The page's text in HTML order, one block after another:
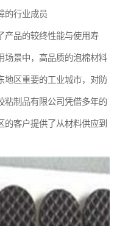
的行业成员
产品的较终性能与使用寿
场景中，高品质的泡棉材料
地区重要的工业城市，对防
粘制品有限公司凭借多年的
客户提供了从材料供应到